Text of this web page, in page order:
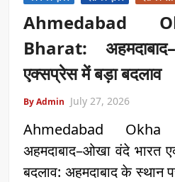
Ahmedabad
Bharat:
एक्सप्रेस में बड़ा बदलाव
By Admin July 27, 2026
Ahmedabad
अहमदाबाद–ओखा वंदे भारत
बदलाव: अहमदाबाद के स्थान